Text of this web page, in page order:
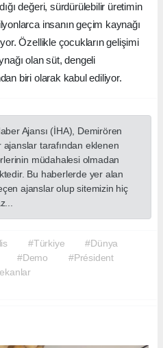
değeri, sürdürülebilir üretimin
insanın geçim kaynağı
Özellikle çocukların gelişimi
olan süt, dengeli
biri olarak kabul ediliyor.
Ajansı (İHA), Demirören
ajanslar tarafından eklenen
müdahalesi olmadan
Bu haberlerde yer alan
ajanslar olup sitemizin hiç
#Türkiye
#Dünya
#Demo
#Président